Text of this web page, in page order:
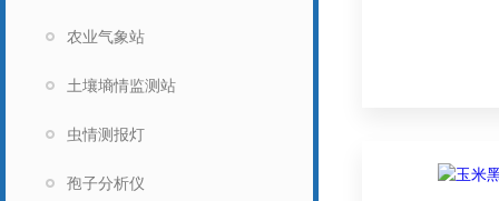
农业气象站
土壤墒情监测站
虫情测报灯
孢子分析仪